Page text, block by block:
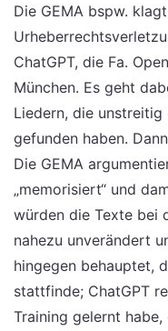
Die GEMA bspw.
ChatGPT, die Fa.
München. Es geht
Liedern, die
gefunden haben.
Die GEMA
„memorisiert“ und
würden die Texte bei
nahezu unverändert
hingegen behauptet,
stattfinde; ChatGPT
Training gelernt